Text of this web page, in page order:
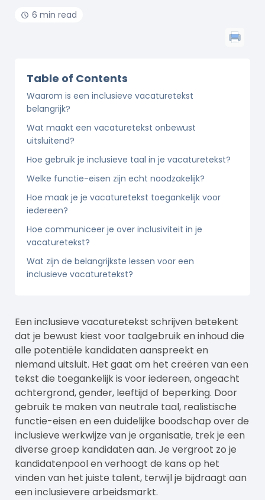
6 min read
Table of Contents
Waarom is een inclusieve vacaturetekst
belangrijk?
Wat maakt een vacaturetekst onbewust
uitsluitend?
Hoe gebruik je inclusieve taal in je vacaturetekst?
Welke functie-eisen zijn echt noodzakelijk?
Hoe maak je je vacaturetekst toegankelijk voor
iedereen?
Hoe communiceer je over inclusiviteit in je
vacaturetekst?
Wat zijn de belangrijkste lessen voor een
inclusieve vacaturetekst?
Een inclusieve vacaturetekst schrijven betekent
dat je bewust kiest voor taalgebruik en inhoud die
alle potentiële kandidaten aanspreekt en
niemand uitsluit. Het gaat om het creëren van een
tekst die toegankelijk is voor iedereen, ongeacht
achtergrond, gender, leeftijd of beperking. Door
gebruik te maken van neutrale taal, realistische
functie-eisen en een duidelijke boodschap over de
inclusieve werkwijze van je organisatie, trek je een
diverse groep kandidaten aan. Je vergroot zo je
kandidatenpool en verhoogt de kans op het
vinden van het juiste talent, terwijl je bijdraagt aan
een inclusievere arbeidsmarkt.